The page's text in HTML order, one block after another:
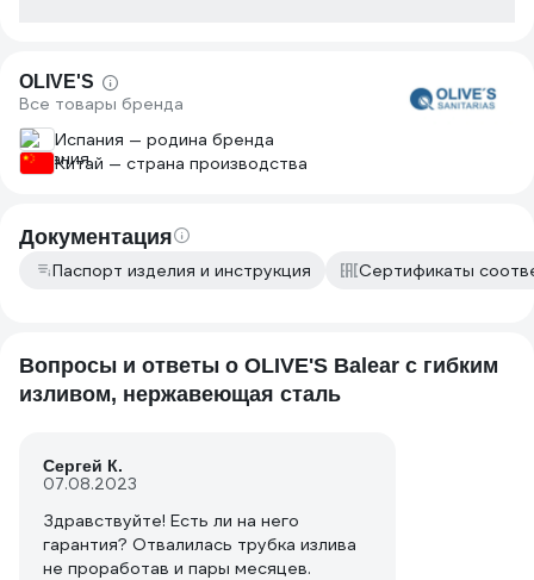
OLIVE'S
Все товары бренда
Испания — родина бренда
Китай — страна производства
Документация
Паспорт изделия и инструкция Сертификаты
Вопросы и ответы о OLIVE'S Balear с гибким
изливом, нержавеющая сталь
Сергей К.
07.08.2023
Здравствуйте! Есть ли на него
гарантия? Отвалилась трубка излива
не проработав и пары месяцев.